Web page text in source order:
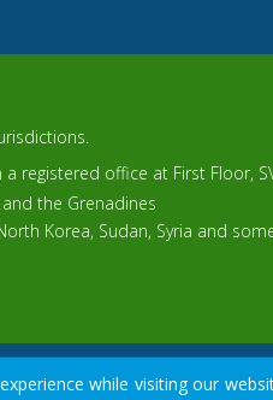
a registered office at First
the Grenadines
Korea, Sudan, Syria and
while visiting our